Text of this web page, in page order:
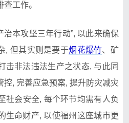
工作。
治本攻坚三年行​动”,‍ 以此来确保
, ⁠但其实则是要于​烟花爆竹、​矿
击非法违法生产之状态, 与此同
控, 完善应急预案, ‌提升防灾减灾
社会安全, 每个环节均需有人负
生命财产, 以使福州这座城市更